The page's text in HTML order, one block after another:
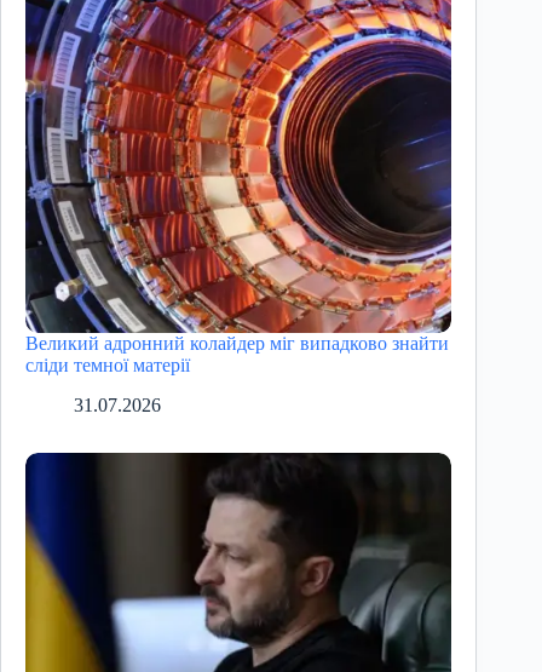
Великий адронний колайдер міг випадково знайти
сліди темної матерії
31.07.2026